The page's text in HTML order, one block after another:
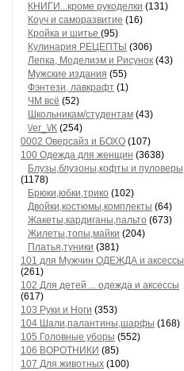
КНИГИ...кроме рукоделки (131)
Коуч и саморазвитие (16)
Кройка и шитье (95)
Кулинария РЕЦЕПТЫ (306)
Лепка, Моделизм и Рисунок (43)
Мужские издания (55)
Фэнтези, лавкрафт (1)
ЧМ всё (52)
Школьникам/студентам (43)
\/еr_\/К (254)
0002 Оверсайз и БОХО (107)
100 Одежда для женщин (3638)
Блузы,блузоны,кофты и пуловеры
(1178)
Брюки,юбки,трико (102)
Двойки,костюмы,комплекты (64)
Жакеты,кардиганы,пальто (673)
Жилеты,топы,майки (204)
Платья,туники (381)
101 для Мужчин ОДЕЖДА и аксессы
(261)
102 Для детей ... одежда и аксессы
(617)
103 Руки и Ноги (353)
104 Шали,палантины,шарфы (168)
105 Головные уборы (552)
106 ВОРОТНИКИ (85)
107 Для животных (100)